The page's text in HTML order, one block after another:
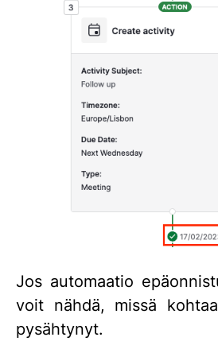
Jos automaatio
voit nähdä, missä
pysähtynyt.